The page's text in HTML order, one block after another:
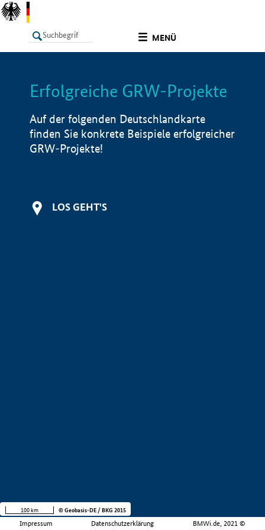
MENÜ
LISTE Info
Erfolgreiche GRW-Projekte
Auf der folgenden Deutschlandkarte
finden Sie konkrete Beispiele erfolgreicher
GRW-Projekte!
LOS GEHT'S
Impressum Datenschutzerklärung BMWi.de, 2021 ©
100 km © Geobasis-DE / BKG 2015